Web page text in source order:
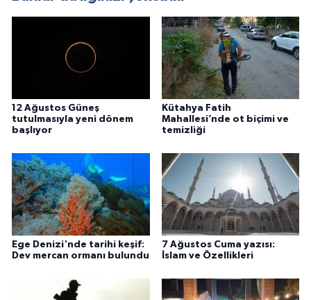
12 Ağustos Güneş
tutulmasıyla yeni dönem
başlıyor
Kütahya Fatih
Mahallesi’nde ot biçimi ve
temizliği
Ege Denizi'nde tarihi keşif:
Dev mercan ormanı bulundu
7 Ağustos Cuma yazısı:
İslam ve Özellikleri